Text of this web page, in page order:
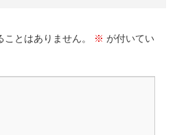
とはありません。 ※ が付いてい